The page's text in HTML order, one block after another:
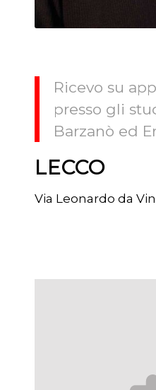
Ricevo su
presso gli
Barzanò ed
LECCO
Via Leonardo da